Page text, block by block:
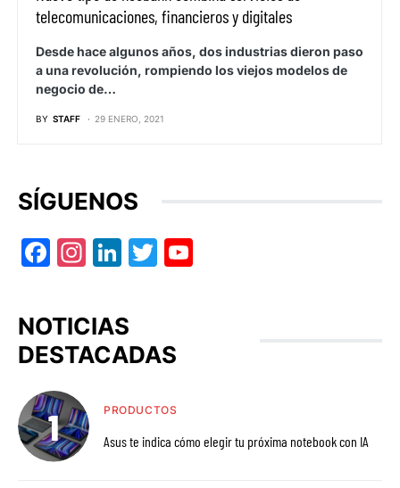
telecomunicaciones, financieros y digitales
Desde hace algunos años, dos industrias dieron paso
a una revolución, rompiendo los viejos modelos de
negocio de…
BY STAFF 29 ENERO, 2021
SÍGUENOS
Facebook
Instagram
LinkedIn
Twitter
NOTICIAS
DESTACADAS
PRODUCTOS
Asus te indica cómo elegir tu próxima notebook con IA